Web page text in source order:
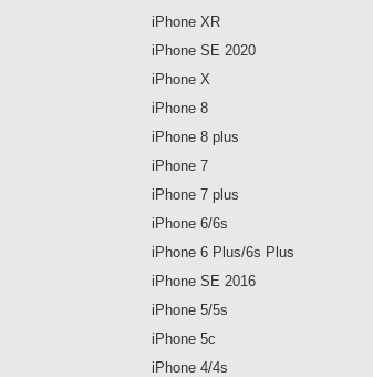
iPhone XR
iPhone SE 2020
iPhone X
iPhone 8
iPhone 8 plus
iPhone 7
iPhone 7 plus
iPhone 6/6s
iPhone 6 Plus/6s Plus
iPhone SE 2016
iPhone 5/5s
iPhone 5c
iPhone 4/4s